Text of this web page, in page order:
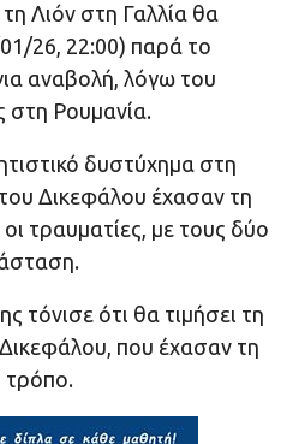
Λιόν στη Γαλλία θα
01/26, 22:00) παρά το
αναβολή, λόγω του
στη Ρουμανία.
δυστύχημα στη
Δικεφάλου έχασαν τη
οι τραυματίες, με τους δύο
τόνισε ότι θα τιμήσει τη
που έχασαν τη
τρόπο.